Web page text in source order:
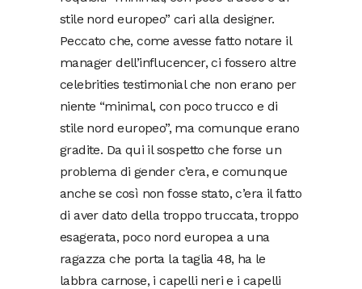
stile nord europeo” cari alla designer.
Peccato che, come avesse fatto notare il
manager dell’influcencer, ci fossero altre
celebrities testimonial che non erano per
niente “minimal, con poco trucco e di
stile nord europeo”, ma comunque erano
gradite. Da qui il sospetto che forse un
problema di gender c’era, e comunque
anche se così non fosse stato, c’era il fatto
di aver dato della troppo truccata, troppo
esagerata, poco nord europea a una
ragazza che porta la taglia 48, ha le
labbra carnose, i capelli neri e i capelli